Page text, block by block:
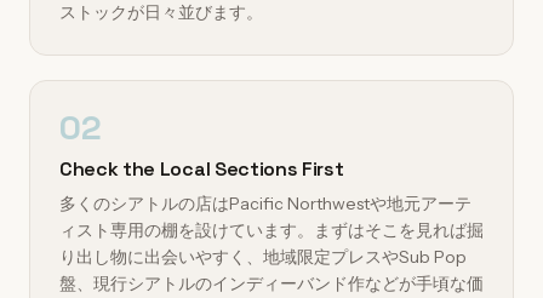
ストックが日々並びます。
02
Check the Local Sections First
多くのシアトルの店はPacific Northwestや地元アーテ
ィスト専用の棚を設けています。まずはそこを見れば掘
り出し物に出会いやすく、地域限定プレスやSub Pop
盤、現行シアトルのインディーバンド作などが手頃な価